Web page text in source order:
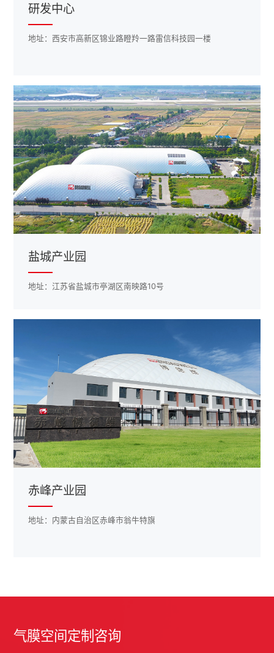
研发中心
地址：西安市高新区锦业路瞪羚一路雷信科技园一楼
盐城产业园
地址：江苏省盐城市亭湖区南映路10号
赤峰产业园
地址：内蒙古自治区赤峰市翁牛特旗
气膜空间定制咨询